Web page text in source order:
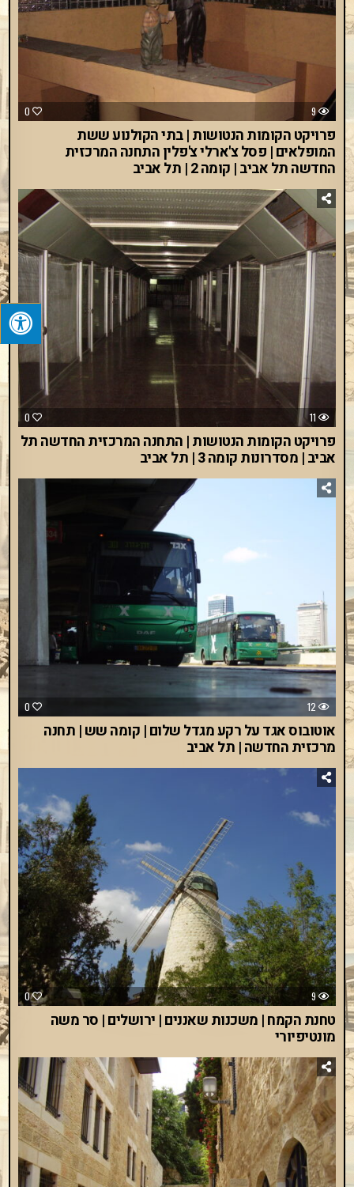
0 9
פרויקט הקומות הנטושות | בתי הקולנוע ששת
המופלאים | פסל צ'ארלי צ'פלין התחנה המרכזית
החדשה תל אביב | קומה 2 | תל אביב
0 11
פרויקט הקומות הנטושות | התחנה המרכזית החדשה תל
אביב | מסדרונות קומה 3 | תל אביב
0 12
אוטובוס אגד על רקע מגדל שלום | קומה שש | תחנה
מרכזית החדשה | תל אביב
0 9
טחנת הקמח | משכנות שאננים | ירושלים | סר משה
מונטיפיורי